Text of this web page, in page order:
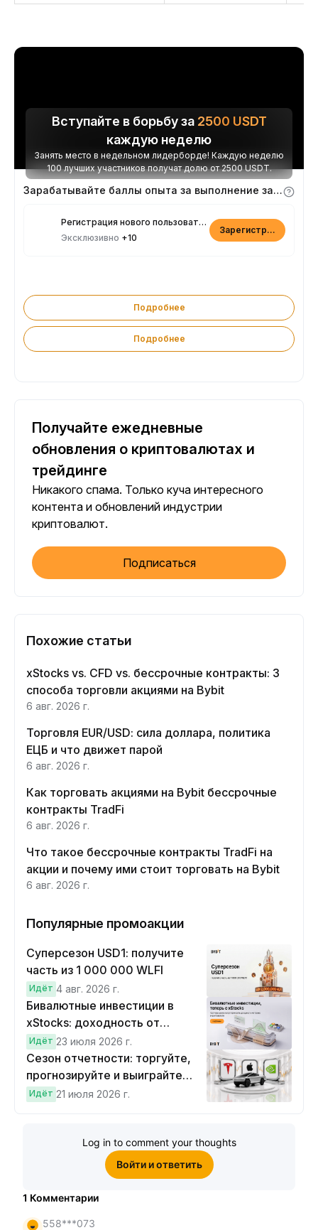
Вступайте в борьбу за 2500 USDT
каждую неделю
Занять место в недельном лидерборде! Каждую неделю
100 лучших участников получат долю от 2500 USDT.
Зарабатывайте баллы опыта за выполнение заданий
Регистрация нового пользователя
Эксклюзивно +10
Зарегистрироваться
Подробнее
Подробнее
Получайте ежедневные
обновления о криптовалютах и
трейдинге
Никакого спама. Только куча интересного
контента и обновлений индустрии
криптовалют.
Подписаться
Похожие статьи
xStocks vs. CFD vs. бессрочные контракты: 3
способа торговли акциями на Bybit
6 авг. 2026 г.
Торговля EUR/USD: сила доллара, политика
ЕЦБ и что движет парой
6 авг. 2026 г.
Как торговать акциями на Bybit бессрочные
контракты TradFi
6 авг. 2026 г.
Что такое бессрочные контракты TradFi на
акции и почему ими стоит торговать на Bybit
6 авг. 2026 г.
Популярные промоакции
Суперсезон USD1: получите
часть из 1 000 000 WLFI
Идёт 4 авг. 2026 г.
Бивалютные инвестиции в
xStocks: доходность от
прогнозов
Идёт 23 июля 2026 г.
Сезон отчетности: торгуйте,
прогнозируйте и выиграйте
Cybertruck!
Идёт 21 июля 2026 г.
Log in to comment your thoughts
Войти и ответить
1 Комментарии
558***073